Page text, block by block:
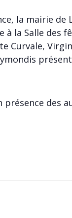
la mairie de
la Salle des
Curvale,
présence des